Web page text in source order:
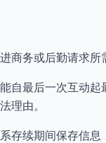
商务或后勤请求所
自最后一次互动
理由。
存续期间保存信